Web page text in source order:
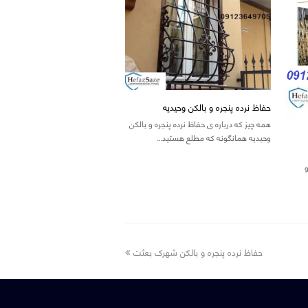
حفاظ نرده پنجره و بالکن وحیدیه
همه چیز که درباره ی حفاظ نرده پنجره و بالکن
وحیدیه همانگونه که مطلع هستید…
next
حفاظ نرده پنجره و بالکن شهرک بعثت